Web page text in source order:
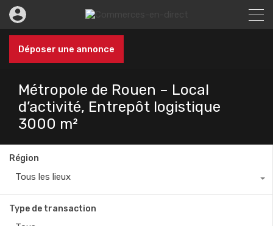
Déposer une annonce
Métropole de Rouen – Local
d’activité, Entrepôt logistique
3000 m²
Région
Tous les lieux
Type de transaction